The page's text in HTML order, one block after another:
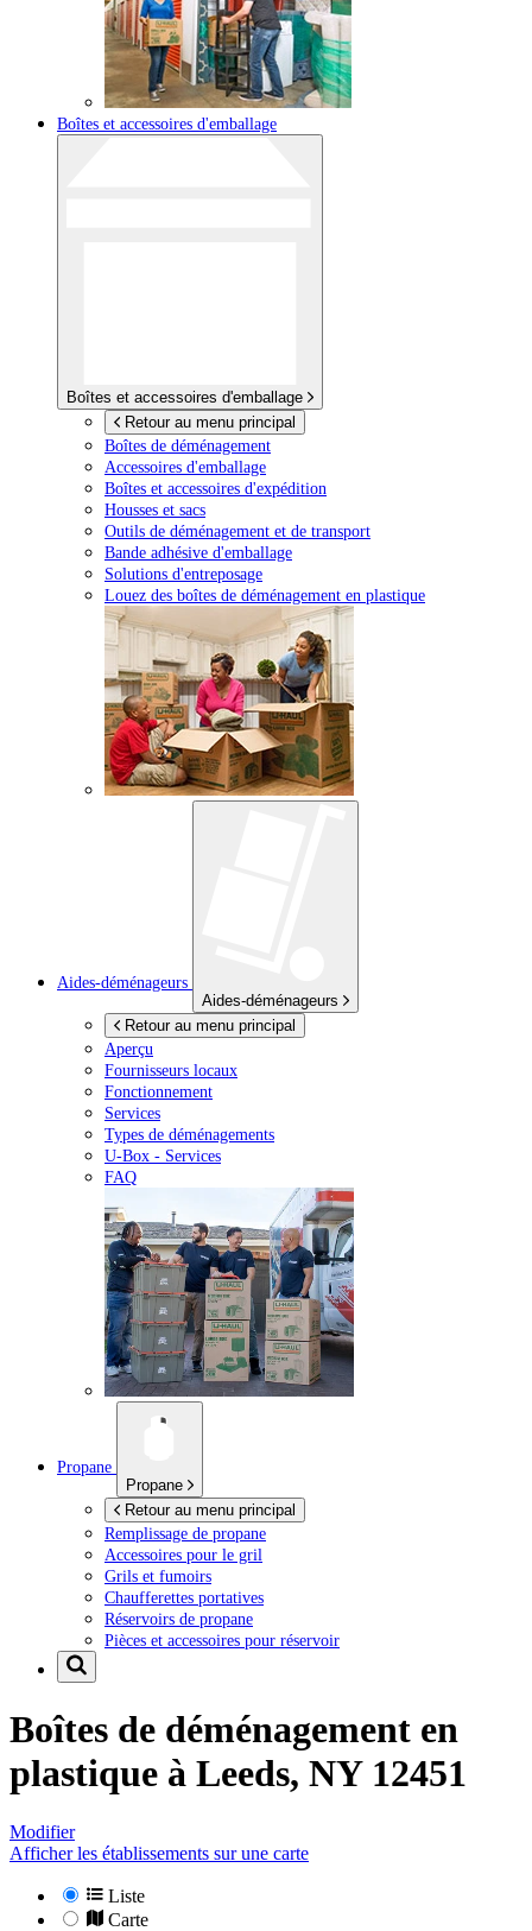
Boîtes et accessoires d'emballage
Boîtes et accessoires d'emballage
Retour au menu principal
Boîtes de déménagement
Accessoires d'emballage
Boîtes et accessoires d'expédition
Housses et sacs
Outils de déménagement et de transport
Bande adhésive d'emballage
Solutions d'entreposage
Louez des boîtes de déménagement en plastique
Aides-déménageurs
Aides-déménageurs
Retour au menu principal
Aperçu
Fournisseurs locaux
Fonctionnement
Services
Types de déménagements
U-Box - Services
FAQ
Propane
Propane
Retour au menu principal
Remplissage de propane
Accessoires pour le gril
Grils et fumoirs
Chaufferettes portatives
Réservoirs de propane
Pièces et accessoires pour réservoir
Boîtes de déménagement en
plastique à Leeds, NY 12451
Modifier
Afficher les établissements sur une carte
Liste
Carte